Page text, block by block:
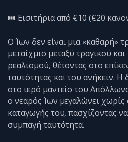
🎟️ Εισιτήρια από €10 (€20
Ο Ίων δεν είναι μια «καθαρή»
μεταίχμιο μεταξύ τραγικού
ρεαλισμού, θέτοντας στο
ταυτότητας και του ανήκειν. Η
στο ιερό μαντείο του
ο νεαρός Ίων μεγαλώνει
καταγωγής του, πασχίζοντας
συμπαγή ταυτότητα.